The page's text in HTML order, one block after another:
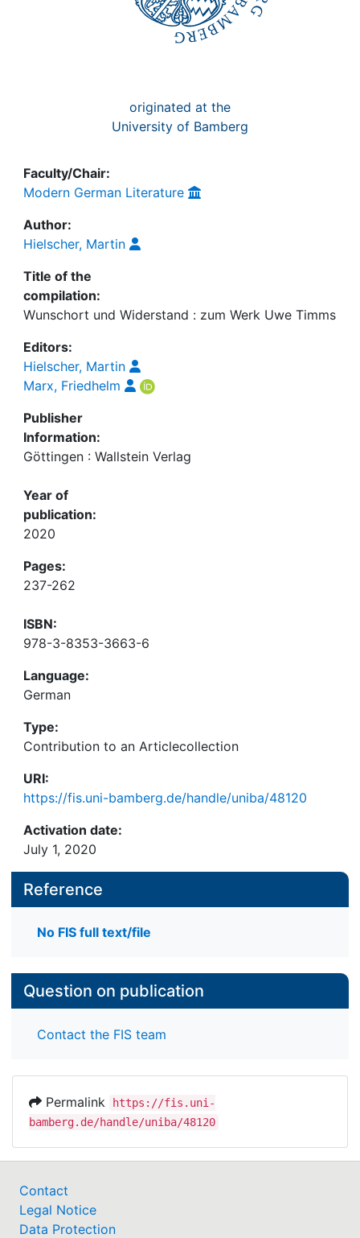
originated at the
University of Bamberg
Faculty/Chair:
Modern German Literature
Author:
Hielscher, Martin
Title of the
compilation:
Wunschort und Widerstand : zum Werk Uwe Timms
Editors:
Hielscher, Martin
Marx, Friedhelm
Publisher
Information:
Göttingen : Wallstein Verlag
Year of
publication:
2020
Pages:
237-262
ISBN:
978-3-8353-3663-6
Language:
German
Type:
Contribution to an Articlecollection
URI:
https://fis.uni-bamberg.de/handle/uniba/48120
Activation date:
July 1, 2020
Reference
No FIS full text/file
Question on publication
Contact the FIS team
Permalink
https://fis.uni-
bamberg.de/handle/uniba/48120
Contact
Legal Notice
Data Protection